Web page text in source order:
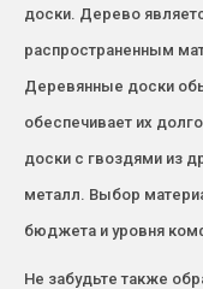
доски. Дерево
распространенным
Деревянные доски
обеспечивает их
доски с гвоздями из
металл. Выбор
бюджета и уровня
Не забудьте также